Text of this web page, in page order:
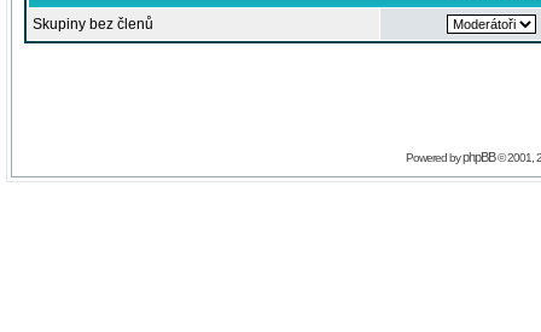
Skupiny bez členů
Powered byphpBB© 2001,